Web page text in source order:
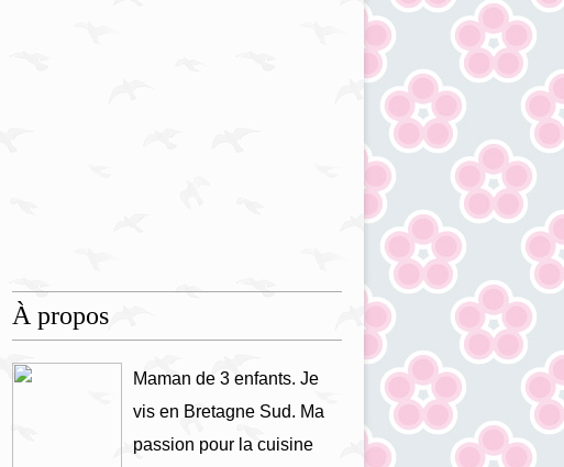
À propos
Maman de 3 enfants. Je
vis en Bretagne Sud. Ma
passion pour la cuisine